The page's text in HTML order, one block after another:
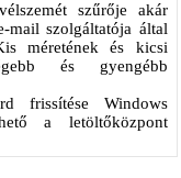
szűrője akár
mail szolgáltatója által
méretének és kicsi
és gyengébb
frissítése Windows
a letöltőközpont